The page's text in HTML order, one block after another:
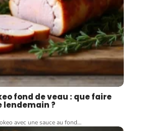
fond de veau : que faire
lendemain ?
avec une sauce au fond…